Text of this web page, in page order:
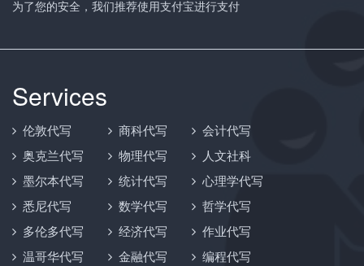
为了您的安全，我们推荐使用支付宝进行支付
Services
伦敦代写
奥克兰代写
墨尔本代写
悉尼代写
多伦多代写
温哥华代写
商科代写
物理代写
统计代写
数学代写
经济代写
金融代写
会计代写
人文社科
心理学代写
哲学代写
作业代写
编程代写